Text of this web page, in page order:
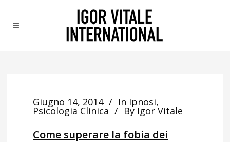
Giugno 14, 2014 In Ipnosi,
Psicologia Clinica By Igor Vitale
Come superare la fobia dei